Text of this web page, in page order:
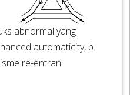
abnormal yang
automaticity, b.
re-entran